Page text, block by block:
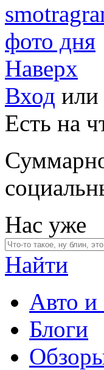
фото дня
Наверх
Вход или
Есть на
Нас уже
Найти
Авто
Блоги